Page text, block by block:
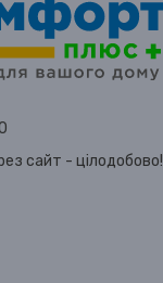
сайт - цілодобово!